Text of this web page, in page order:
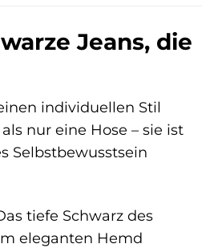
Jeans, die
individuellen Stil
nur eine Hose – sie ist
Selbstbewusstsein
tiefe Schwarz des
eleganten Hemd